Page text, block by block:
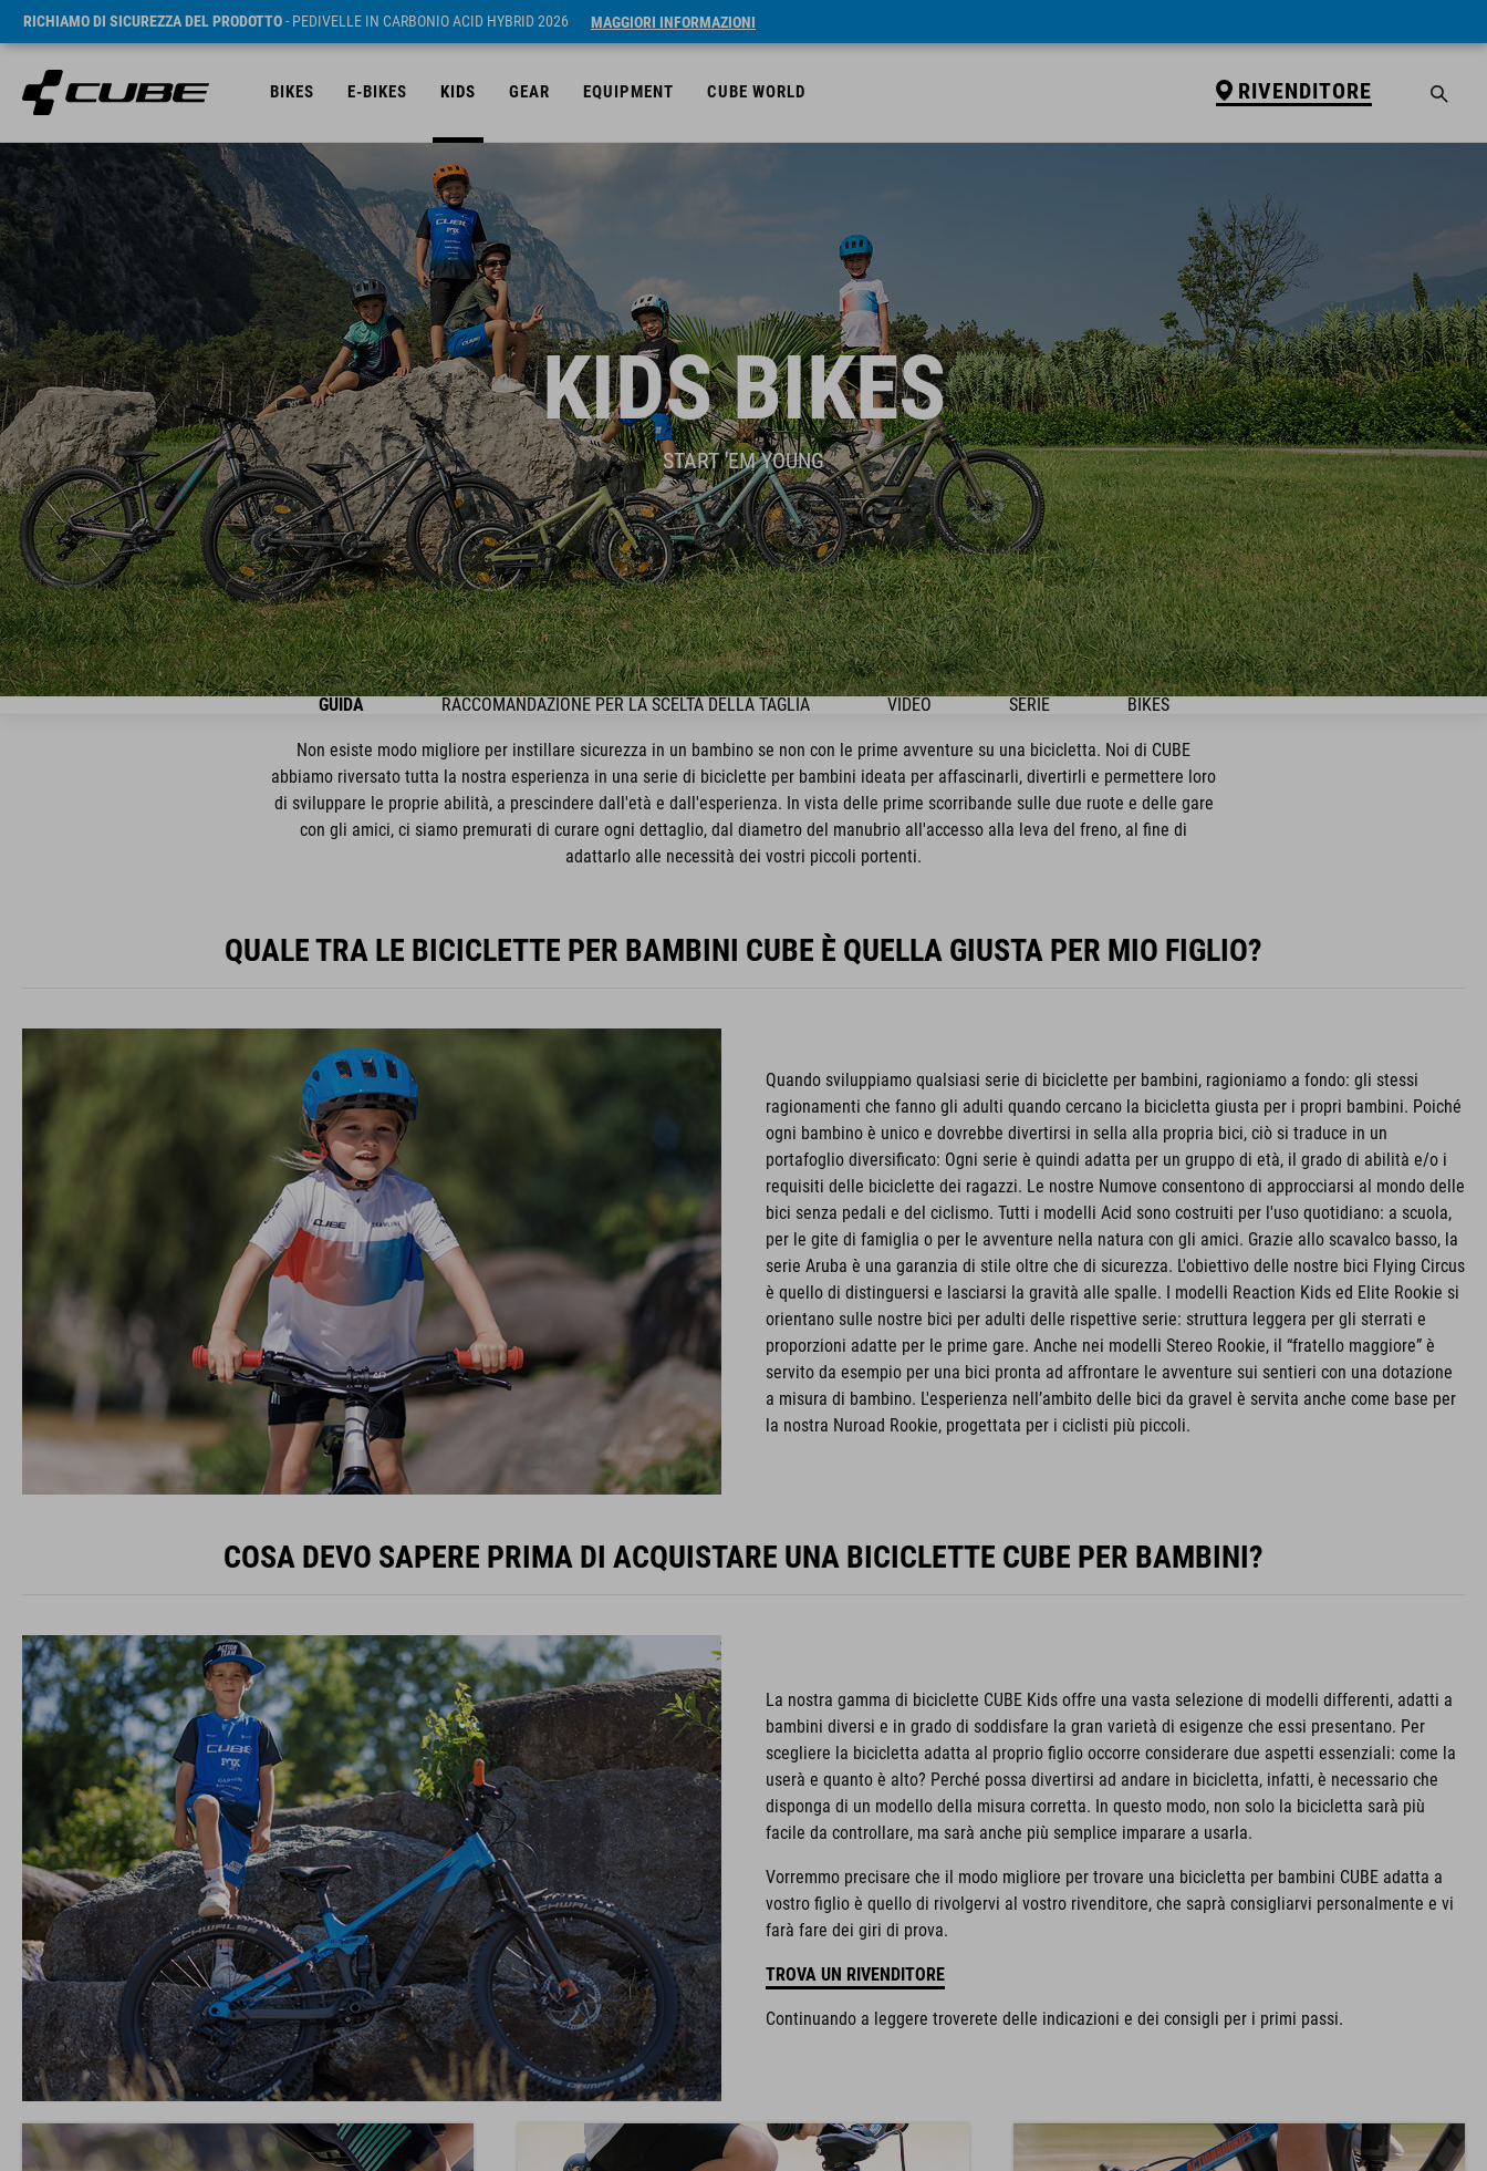
RICHIAMO DI SICUREZZA DEL PRODOTTO- PEDIVELLE IN CARBONIO ACID HYBRID 2026 MAGGIORI INFORMAZIONI
BIKES E-BIKES KIDS GEAR EQUIPMENT CUBE WORLD RIVENDITORE
KIDS BIKES
START 'EM YOUNG
GUIDA RACCOMANDAZIONE PER LA SCELTA DELLA TAGLIA VIDEO SERIE BIKES
Non esiste modo migliore per instillare sicurezza in un bambino se non con le prime avventure su una bicicletta. Noi di CUBE
abbiamo riversato tutta la nostra esperienza in una serie di biciclette per bambini ideata per affascinarli, divertirli e permettere loro
di sviluppare le proprie abilità, a prescindere dall'età e dall'esperienza. In vista delle prime scorribande sulle due ruote e delle gare
con gli amici, ci siamo premurati di curare ogni dettaglio, dal diametro del manubrio all'accesso alla leva del freno, al fine di
adattarlo alle necessità dei vostri piccoli portenti.
QUALE TRA LE BICICLETTE PER BAMBINI CUBE È QUELLA GIUSTA PER MIO FIGLIO?
Quando sviluppiamo qualsiasi serie di biciclette per bambini, ragioniamo a fondo: gli stessi
ragionamenti che fanno gli adulti quando cercano la bicicletta giusta per i propri bambini. Poiché
ogni bambino è unico e dovrebbe divertirsi in sella alla propria bici, ciò si traduce in un
portafoglio diversificato: Ogni serie è quindi adatta per un gruppo di età, il grado di abilità e/o i
requisiti delle biciclette dei ragazzi. Le nostre Numove consentono di approcciarsi al mondo delle
bici senza pedali e del ciclismo. Tutti i modelli Acid sono costruiti per l'uso quotidiano: a scuola,
per le gite di famiglia o per le avventure nella natura con gli amici. Grazie allo scavalco basso, la
serie Aruba è una garanzia di stile oltre che di sicurezza. L'obiettivo delle nostre bici Flying Circus
è quello di distinguersi e lasciarsi la gravità alle spalle. I modelli Reaction Kids ed Elite Rookie si
orientano sulle nostre bici per adulti delle rispettive serie: struttura leggera per gli sterrati e
proporzioni adatte per le prime gare. Anche nei modelli Stereo Rookie, il “fratello maggiore” è
servito da esempio per una bici pronta ad affrontare le avventure sui sentieri con una dotazione
a misura di bambino. L'esperienza nell’ambito delle bici da gravel è servita anche come base per
la nostra Nuroad Rookie, progettata per i ciclisti più piccoli.
COSA DEVO SAPERE PRIMA DI ACQUISTARE UNA BICICLETTE CUBE PER BAMBINI?
La nostra gamma di biciclette CUBE Kids offre una vasta selezione di modelli differenti, adatti a
bambini diversi e in grado di soddisfare la gran varietà di esigenze che essi presentano. Per
scegliere la bicicletta adatta al proprio figlio occorre considerare due aspetti essenziali: come la
userà e quanto è alto? Perché possa divertirsi ad andare in bicicletta, infatti, è necessario che
disponga di un modello della misura corretta. In questo modo, non solo la bicicletta sarà più
facile da controllare, ma sarà anche più semplice imparare a usarla.
Vorremmo precisare che il modo migliore per trovare una bicicletta per bambini CUBE adatta a
vostro figlio è quello di rivolgervi al vostro rivenditore, che saprà consigliarvi personalmente e vi
farà fare dei giri di prova.
TROVA UN RIVENDITORE
Continuando a leggere troverete delle indicazioni e dei consigli per i primi passi.